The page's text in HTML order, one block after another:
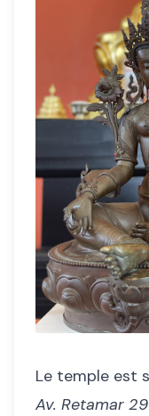
Le temple est
Av. Retamar